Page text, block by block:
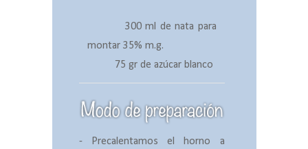
300 ml de nata para
montar 35% m.g.
75 gr de azúcar blanco
- Precalentamos el horno a